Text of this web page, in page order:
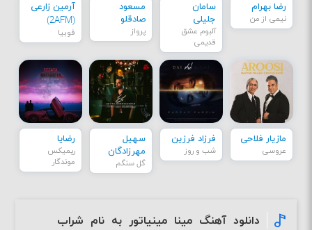
رضا بهرام
نیمی از من
سامان
جلیلی
آلبوم عشق
قدیمی
مسعود
صادقلو
پرواز
آرمین زارعی
(2AFM)
فوبیا
مازیار فلاحی
عروسی
فرزاد فرزین
شب و روز
سهیل
مهرزادگان
گل سنگم
رضایا
ریمیکس
موندگار
دانلود آهنگ مینا مینیاتور به نام شراب